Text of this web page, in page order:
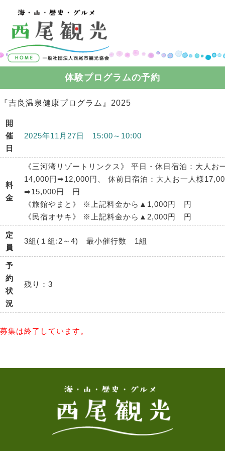
コンテンツへスキップ
体験プログラムの予約
『吉良温泉健康プログラム』2025
開
催
日
2025年11月27日 15:00～10:00
料
金
《三河湾リゾートリンクス》 平日・休日宿泊：大人お
14,000円➡12,000円、 休前日宿泊：大人お一人様
➡15,000円 円
《旅館やまと》 ※上記料金から▲1,000円 円
《民宿オサキ》 ※上記料金から▲2,000円 円
定
員
3組(１組:2～4) 最小催行数 1組
予
約
状
況
残り：3
募集は終了しています。